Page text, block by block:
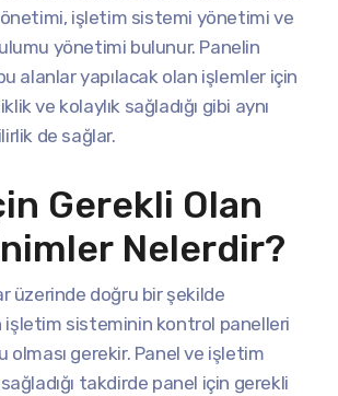
işletim sistemi yönetimi ve
yönetimi bulunur. Panelin
alanlar yapılacak olan işlemler için
ve kolaylık sağladığı gibi aynı
de sağlar.
Gerekli Olan
Nelerdir?
üzerinde doğru bir şekilde
işletim sisteminin kontrol panelleri
olması gerekir. Panel ve işletim
takdirde panel için gerekli